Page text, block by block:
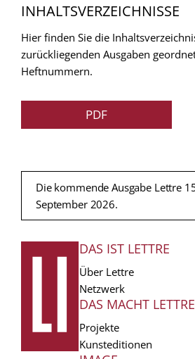
INHALTSVERZEICHNISSE
Hier finden Sie die
zurückliegenden Ausgaben
Heftnummern.
PDF
Die kommende Ausgabe Lettre
September 2026.
FUSSZEILE
DAS IST LETTRE
Über Lettre
Netzwerk
DAS MACHT LETTRE
Projekte
Kunsteditionen